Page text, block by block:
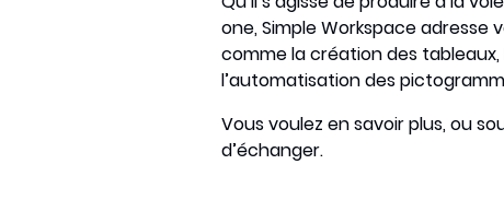
one, Simple Workspace
comme la création des
l’automatisation des
Vous voulez en savoir plus, ou
d’échanger.